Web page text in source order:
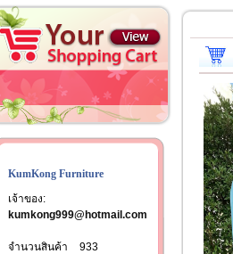
KumKong Furniture
เจ้าของ:
kumkong999@hotmail.com
จำนวนสินค้า
933